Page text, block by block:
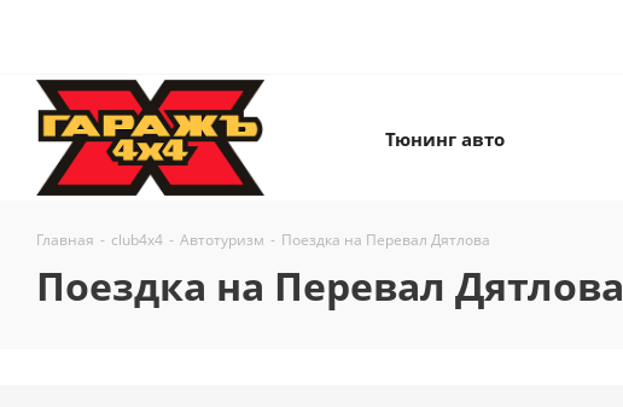
Тюнинг авто
Главная - club4x4 - Автотуризм - Поездка на Перевал Дятлова
Поездка на Перевал Дятлова